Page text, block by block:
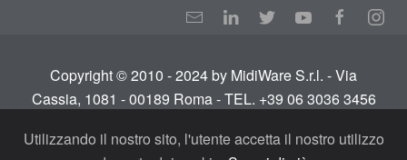
Copyright © 2010 - 2024 by MidiWare S.r.l. - Via
Cassia, 1081 - 00189 Roma - TEL. +39 06 3036 3456
Tutti i diritti riservati.Termini e condizioni-Privacy
Utilizzando il nostro sito, l'utente accetta il nostro utilizzo